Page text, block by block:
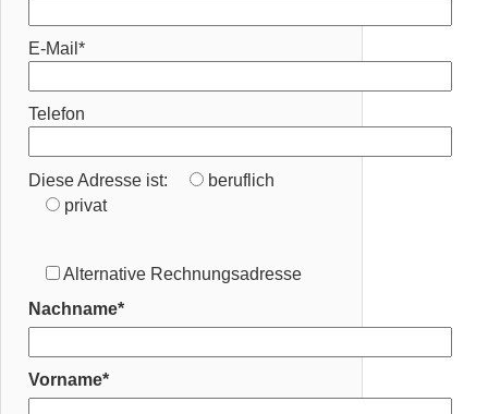
E-Mail*
Telefon
Diese Adresse ist:
beruflich
privat
Alternative Rechnungsadresse
Nachname*
Vorname*